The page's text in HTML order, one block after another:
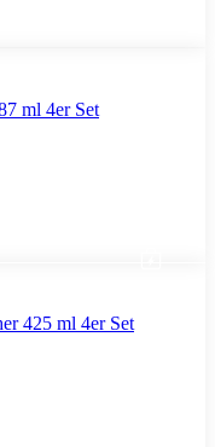
ml 4er Set
425 ml 4er Set